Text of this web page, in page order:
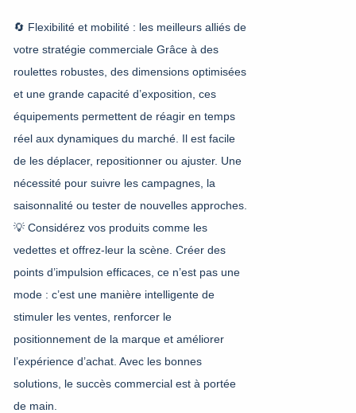
🔄 Flexibilité et mobilité : les meilleurs alliés de
votre stratégie commerciale Grâce à des
roulettes robustes, des dimensions optimisées
et une grande capacité d’exposition, ces
équipements permettent de réagir en temps
réel aux dynamiques du marché. Il est facile
de les déplacer, repositionner ou ajuster. Une
nécessité pour suivre les campagnes, la
saisonnalité ou tester de nouvelles approches.
💡 Considérez vos produits comme les
vedettes et offrez-leur la scène. Créer des
points d’impulsion efficaces, ce n’est pas une
mode : c’est une manière intelligente de
stimuler les ventes, renforcer le
positionnement de la marque et améliorer
l’expérience d’achat. Avec les bonnes
solutions, le succès commercial est à portée
de main.